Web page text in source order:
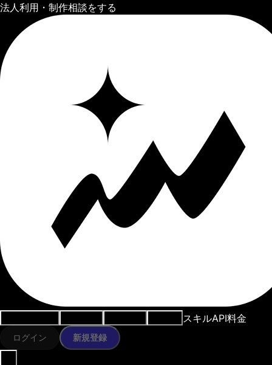
法人利用・制作相談をする
スキルAPI料金
ログイン 新規登録